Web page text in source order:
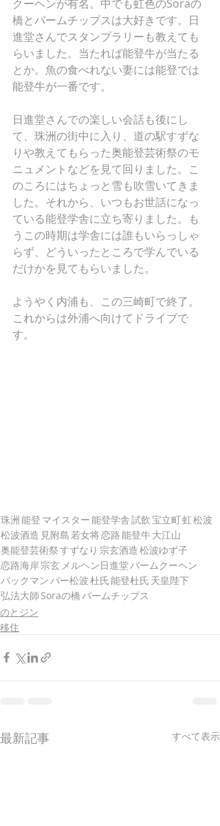
クーヘンが有名。中でも虹色のSoraの
橋とバームチップスは大好きです。日
進堂さんでスタンプラリーも教えても
らいました。当たれば能登牛が当たる
とか。魚の食べれない妻には能登では
能登牛が一番です。
日進堂さんでの楽しい会話も後にし
て、珠洲の街中に入り、道の駅すずな
りや教えてもらった奥能登芸術祭のモ
ニュメントなどを見て回りました。こ
のころにはちょっと雪も吹雪いてきま
した。それから、いつもお世話になっ
ている能登学舎に立ち寄りました。も
うこの時期は学舎には誰もいらっしゃ
らず、どういったところで学んでいる
だけかを見てもらいました。
ようやく内浦も、この三崎町で終了。
これからは外浦へ向けてドライブで
す。
珠洲能登 マイスター能登学舎試飲宝立町虹松波
松波酒造 見附島 若女将恋路能登牛大江山
奥能登芸術祭すずなり 宗玄酒造松波ゆず子
恋路海岸 宗玄 メルヘン日進堂 バームクーヘン
パックマン バー松波杜氏能登杜氏 天皇陛下
弘法大師 Soraの橋 バームチップス
のとジン
移住
最新記事 すべて表示